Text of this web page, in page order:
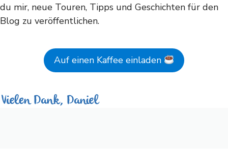
du mir, neue Touren, Tipps und Geschichten für den
Blog zu veröffentlichen.
Auf einen Kaffee einladen